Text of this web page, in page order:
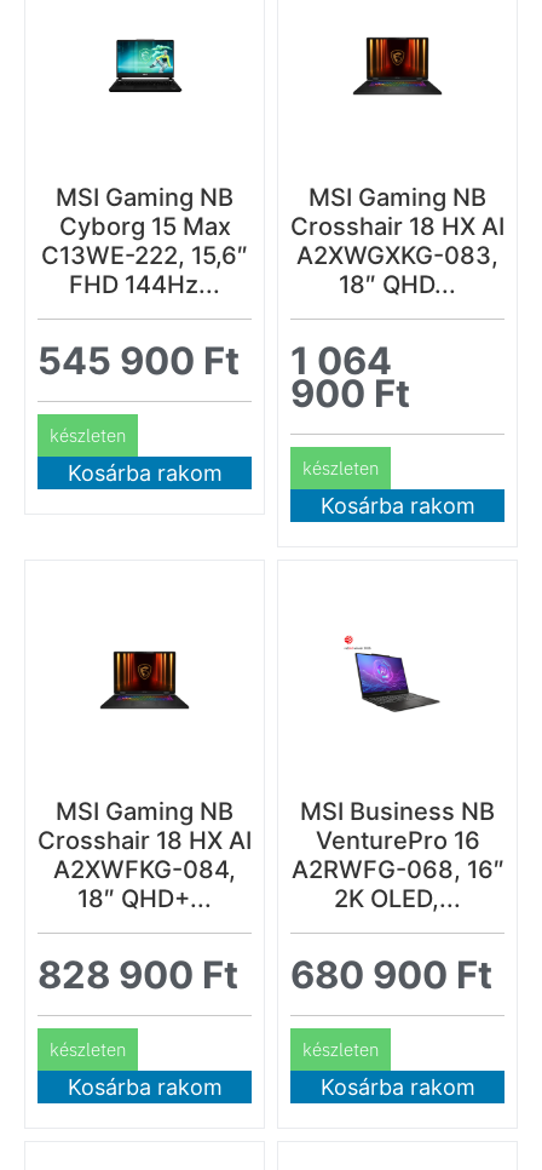
MSI Gaming NB
Cyborg 15 Max
C13WE-222, 15,6″
FHD 144Hz...
545 900 Ft
készleten
Kosárba rakom
MSI Gaming NB
Crosshair 18 HX AI
A2XWGXKG-083,
18″ QHD...
1 064
900 Ft
készleten
Kosárba rakom
MSI Gaming NB
Crosshair 18 HX AI
A2XWFKG-084,
18″ QHD+...
828 900 Ft
készleten
Kosárba rakom
MSI Business NB
VenturePro 16
A2RWFG-068, 16″
2K OLED,...
680 900 Ft
készleten
Kosárba rakom